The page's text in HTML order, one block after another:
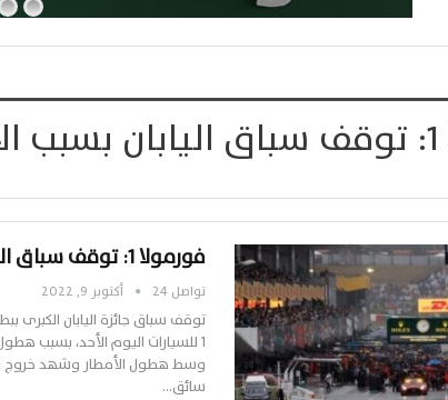
فورمولا 1: توقف سباق اليابان بسبب الأمطار
تواصل 24 أكتوبر 9, 2022
توقف سباق جائزة اليابان الكبرى
1 للسيارات اليوم الأحد، بسبب
وسط هطول الأمطار وشهد خروج
سائق…